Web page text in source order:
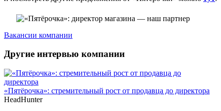
Вакансии компании
Другие интервью компании
«Пятёрочка»: стремительный рост от продавца до директора
HeadHunter